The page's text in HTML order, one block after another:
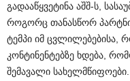
გადააწყვეტინა აშშ-ს,
როგორც თანასწორ
ტემპი იმ ცვლილებებისა,
კონტინენტებზე ხდება,
შემავალი სახელმწიფოები.